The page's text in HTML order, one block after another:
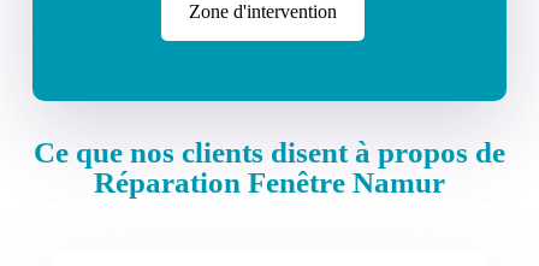
Zone d'intervention
Ce que nos clients disent à propos de
Réparation Fenêtre Namur